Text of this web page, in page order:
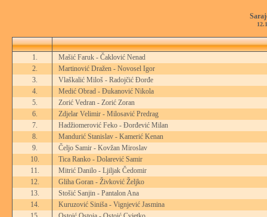
1.
Mašić Faruk - Čaklović Nenad
2.
Martinović Dražen - Novosel Igor
3.
Vlaškalić Miloš - Radojčić Đorđe
4.
Medić Obrad - Đukanović Nikola
5.
Zorić Vedran - Zorić Zoran
6.
Zdjelar Velimir - Milosavić Predrag
7.
Hadžiomerović Feko - Đorđević Milan
8.
Mandurić Stanislav - Kamerić Kenan
9.
Čeljo Samir - Kovžan Miroslav
10.
Tica Ranko - Dolarević Samir
11.
Mitrić Danilo - Ljiljak Čedomir
12.
Gliha Goran - Živković Željko
13.
Stošić Sanjin - Pantalon Ana
14.
Kuruzović Siniša - Vignjević Jasmina